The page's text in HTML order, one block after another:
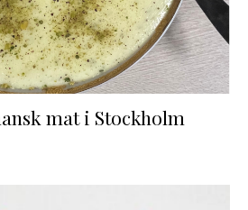
mat i Stockholm